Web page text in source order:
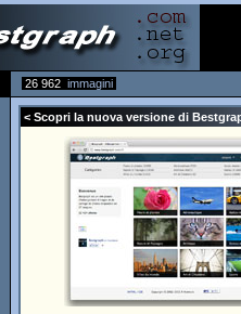
26 962 immagini
< Scopri la nuova versione di